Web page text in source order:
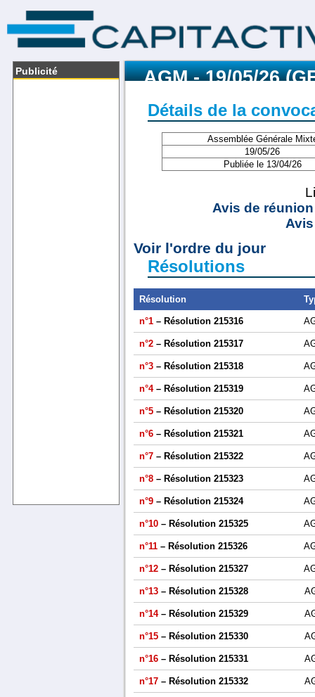
Publicité AGM - 19/05/26
Détails de la
Assemblée Générale
19/05/26
Publiée le 13/04/26
Avis de
Voir l'ordre du jour
Résolutions
Résolution
n°1 – Résolution 215316
n°2 – Résolution 215317
n°3 – Résolution 215318
n°4– Résolution 215319
n°5 – Résolution 215320
n°6 – Résolution 215321
n°7 – Résolution 215322
n°8 – Résolution 215323
n°9 – Résolution 215324
n°10 – Résolution 215325
n°11 – Résolution 215326
n°12 – Résolution 215327
n°13 – Résolution 215328
n°14– Résolution 215329
n°15 – Résolution 215330
n°16 – Résolution 215331
n°17 – Résolution 215332